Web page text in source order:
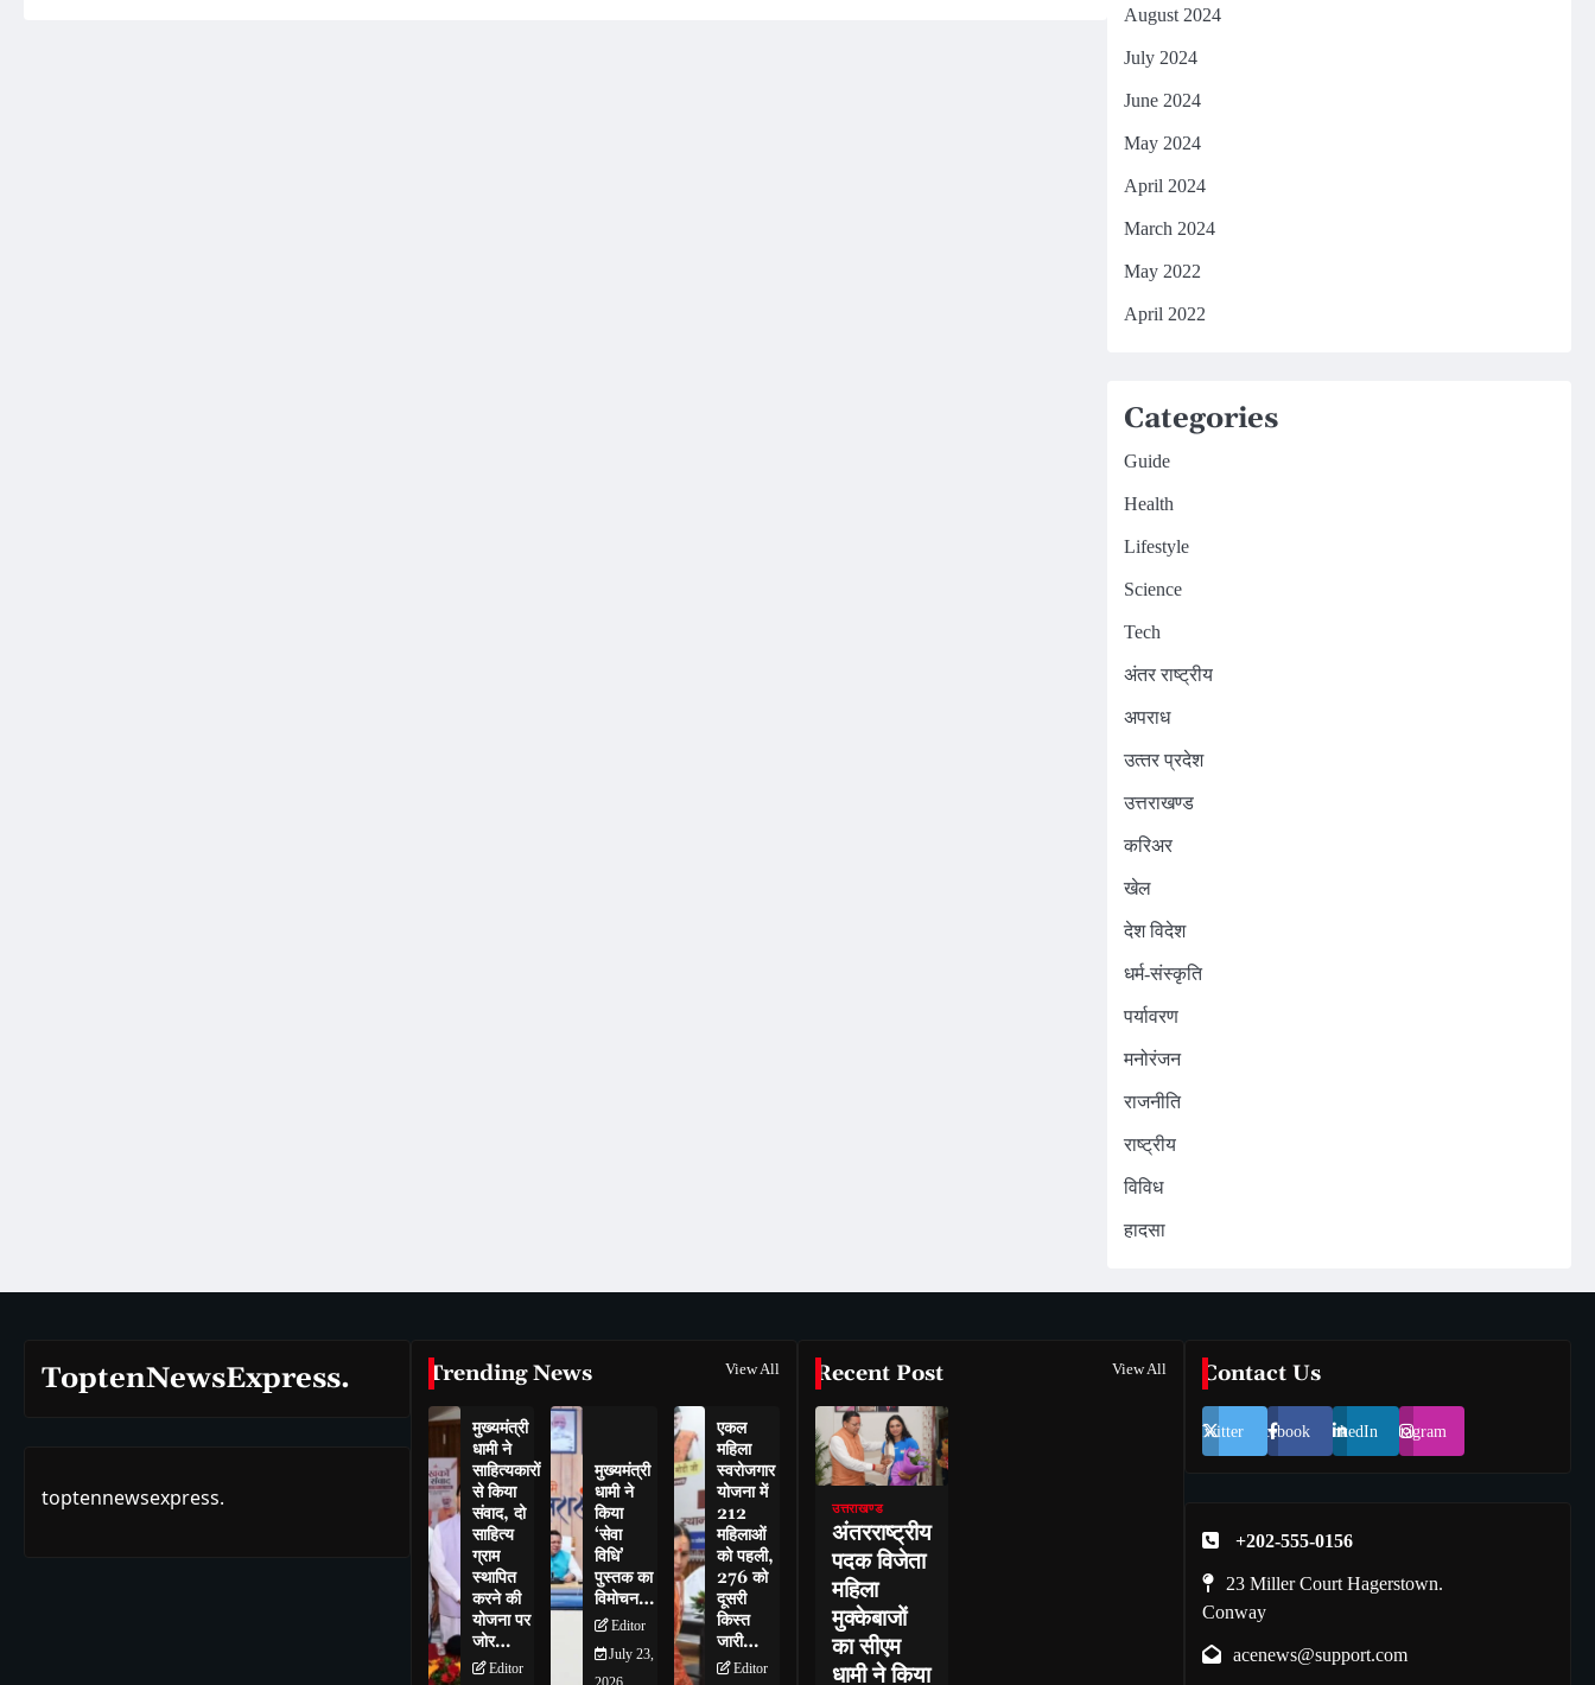
August 2024
July 2024
June 2024
May 2024
April 2024
March 2024
May 2022
April 2022
Categories
Guide
Health
Lifestyle
Science
Tech
अंतर राष्ट्रीय
अपराध
उत्‍तर प्रदेश
उत्तराखण्ड
करिअर
खेल
देश विदेश
धर्म-संस्कृति
पर्यावरण
मनोरंजन
राजनीति
राष्ट्रीय
विविध
हादसा
ToptenNewsExpress.
toptennewsexpress.
Trending News View All
मुख्यमंत्री
धामी ने
साहित्यकारों
से किया
संवाद, दो
साहित्य
ग्राम
स्थापित
करने की
योजना पर
जोर…
Editor
मुख्यमंत्री
धामी ने
किया
‘सेवा
विधि’
पुस्तक का
विमोचन…
Editor
July 23,
एकल
महिला
स्वरोजगार
योजना में
212
महिलाओं
को पहली,
276 को
दूसरी
किस्त
जारी…
Editor
Recent Post View All
उत्तराखण्ड
अंतरराष्ट्रीय
पदक विजेता
महिला
मुक्केबाजों
का सीएम
धामी ने किया
Contact Us
Twitter Facebook LinkedIn Instagram
+202-555-0156
23 Miller Court Hagerstown.
Conway
acenews@support.com